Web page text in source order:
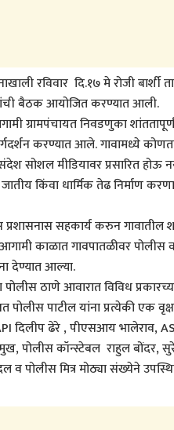
रविवार दि.१७ मे रोजी
यांची बैठक आयोजित करण्यात आली.
निवडणुका
करण्यात आले. गावामध्ये
सोशल मीडियावर प्रसारित
किंवा धार्मिक तेढ निर्माण
प्रशासनास सहकार्य करुन गावातील
काळात गावपातळीवर
देण्यात आल्या.
ठाणे आवारात विविध
पोलीस पाटील यांना प्रत्येकी एक
दिलीप ढेरे , पीएसआय भालेराव,
कॉन्स्टेबल राहुल बोंदर,
व पोलीस मित्र मोठ्या संख्येने